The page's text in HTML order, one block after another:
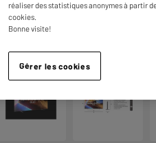
réaliser des statistiques anonymes à partir
cookies.
Bonne visite!
Gérer les cookies